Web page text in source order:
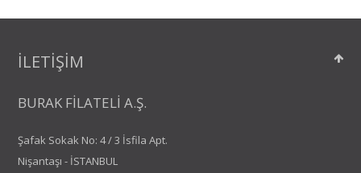
Salon Müzayedeleri
Burak Filateli A.Ş., 1981’den beri İstanbul’da faaliyet
gösteren müzayede evlerindendir.
Online Antika, Efemera ve Filateli Alışverişi
eserleri hızlı ve güvenilir bir şekilde satın alabilir ve kredi
kartı ile ödeme yapabilirsiniz.
İLETİŞİM
BURAK FİLATELİ A.Ş.
Şafak Sokak No: 4 / 3 İsfila Apt.
Nişantaşı - İSTANBUL